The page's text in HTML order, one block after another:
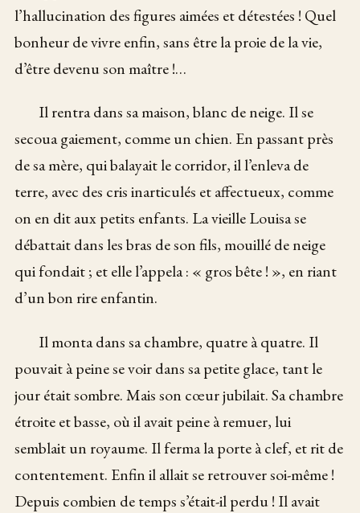
l’hallucination des figures aimées et détestées ! Quel
bonheur de vivre enfin, sans être la proie de la vie,
d’être devenu son maître !…
Il rentra dans sa maison, blanc de neige. Il se
secoua gaiement, comme un chien. En passant près
de sa mère, qui balayait le corridor, il l’enleva de
terre, avec des cris inarticulés et affectueux, comme
on en dit aux petits enfants. La vieille Louisa se
débattait dans les bras de son fils, mouillé de neige
qui fondait ; et elle l’appela : « gros bête ! », en riant
d’un bon rire enfantin.
Il monta dans sa chambre, quatre à quatre. Il
pouvait à peine se voir dans sa petite glace, tant le
jour était sombre. Mais son cœur jubilait. Sa chambre
étroite et basse, où il avait peine à remuer, lui
semblait un royaume. Il ferma la porte à clef, et rit de
contentement. Enfin il allait se retrouver soi-même !
Depuis combien de temps s’était-il perdu ! Il avait